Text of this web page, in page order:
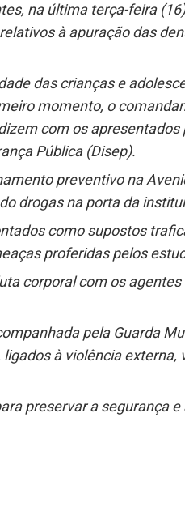
na última terça-feira
à apuração das
das crianças e
momento, o
com os apresentados
Pública (Disep).
preventivo na
drogas na porta da
como supostos
proferidas pelos
corporal com os
pela Guarda
à violência externa,
preservar a segurança